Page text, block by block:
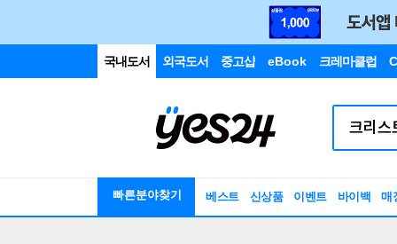
국내도서 외국도서 중고샵 eBook 크레마클럽
빠른분야찾기 베스트 신상품 이벤트 바이백 매